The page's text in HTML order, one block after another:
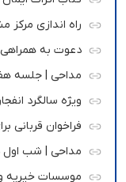
راه اندازی مرکز
دعوت به همراهی
مداحی | جلسه هفتگی 1403/02/15 ، حاج
ویژه سالگرد
فراخوان قربانی
مداحی | شب اول دهه
موسسات خیریه